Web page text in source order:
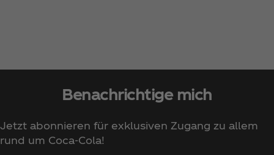
Benachrichtige mich
Jetzt abonnieren für exklusiven Zugang zu allem
rund um Coca‑Cola!